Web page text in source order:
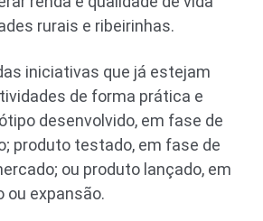
rurais e ribeirinhas.
iniciativas que já estejam
de forma prática e
desenvolvido, em fase de
produto testado, em fase de
ou produto lançado, em
ou expansão.